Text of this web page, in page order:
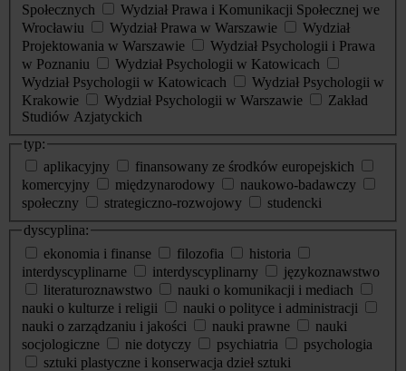
Społecznych
Wydział Prawa i Komunikacji Społecznej we
Wrocławiu
Wydział Prawa w Warszawie
Wydział
Projektowania w Warszawie
Wydział Psychologii i Prawa
w Poznaniu
Wydział Psychologii w Katowicach
Wydział Psychologii w Katowicach
Wydział Psychologii w
Krakowie
Wydział Psychologii w Warszawie
Zakład
Studiów Azjatyckich
typ:
aplikacyjny
finansowany ze środków europejskich
komercyjny
międzynarodowy
naukowo-badawczy
społeczny
strategiczno-rozwojowy
studencki
dyscyplina:
ekonomia i finanse
filozofia
historia
interdyscyplinarne
interdyscyplinarny
językoznawstwo
literaturoznawstwo
nauki o komunikacji i mediach
nauki o kulturze i religii
nauki o polityce i administracji
nauki o zarządzaniu i jakości
nauki prawne
nauki
socjologiczne
nie dotyczy psychiatria
psychologia
sztuki plastyczne i konserwacja dzieł sztuki